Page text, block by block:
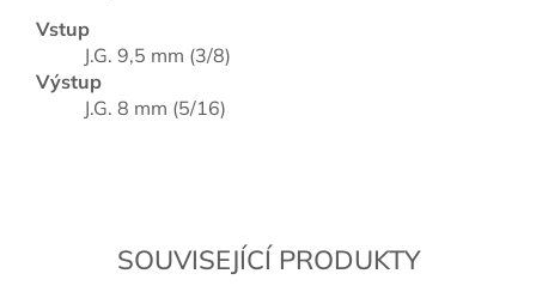
SOUVISEJÍCÍ PRODUKTY
Vstup
J.G. 9,5 mm (3/8)
Výstup
J.G. 8 mm (5/16)